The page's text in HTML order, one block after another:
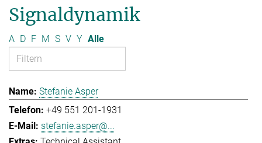
Signaldynamik
A D F M S V Y Alle
Stefanie Asper
+49 551 201-1931
stefanie.asper@...